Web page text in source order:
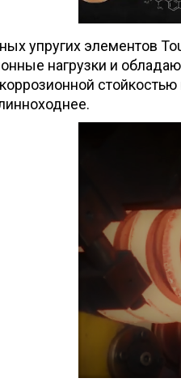
упругих элементов
нагрузки и